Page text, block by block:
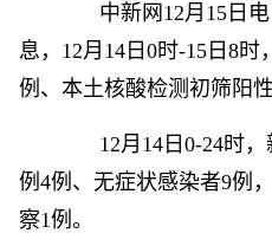
中新网 12月15日
息，12月14日0时-15日8
例、本土核酸检测初筛阳性
12月14日0-24时，
例4例、无症状感染者9例
察1例。